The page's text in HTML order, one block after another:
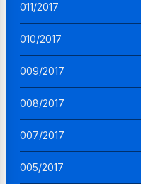
011/2017
010/2017
009/2017
008/2017
007/2017
005/2017